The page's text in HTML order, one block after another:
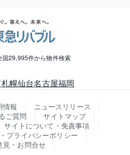
国29,995件から物件検索
札幌仙台名古屋福岡
情報
ニュースリリース
ご質問
サイトマップ
サイトについて・免責事項
プライバシーポリシー
見・お問合せ